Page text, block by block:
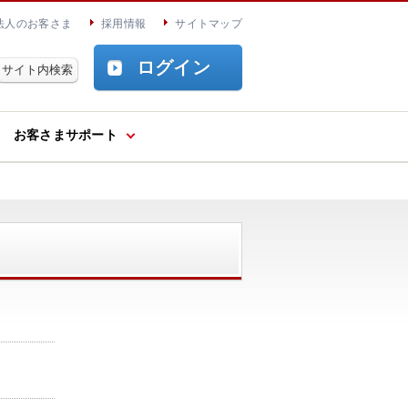
人のお客さま 採用情報 サイトマップ
ログイン
お客さまサポート